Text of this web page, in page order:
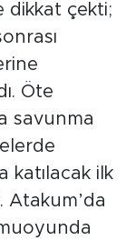
dikkat çekti;
Öte
savunma
katılacak ilk